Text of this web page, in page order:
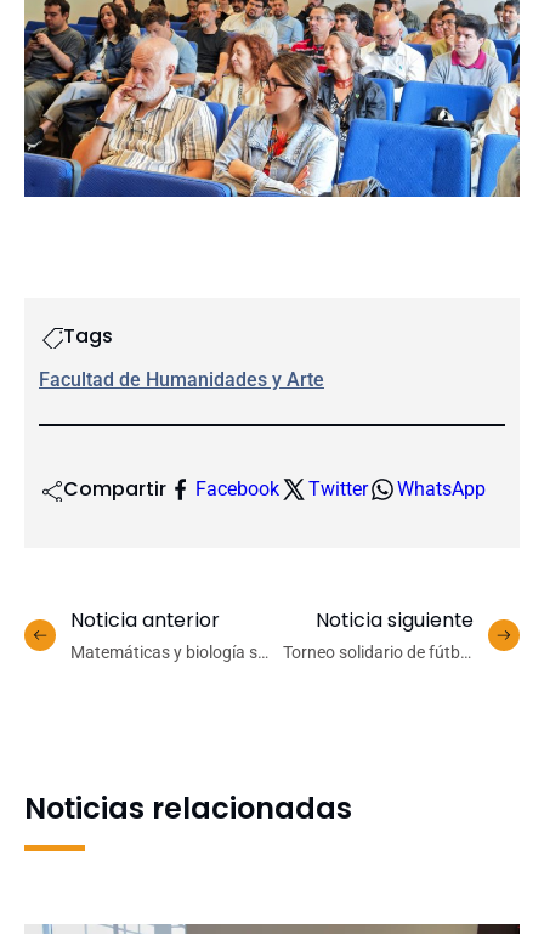
Tags
Facultad de Humanidades y Arte
Compartir Facebook Twitter WhatsApp
Noticia anterior
Matemáticas y biología se
Noticia siguiente
Torneo solidario de fútbol
Noticias relacionadas